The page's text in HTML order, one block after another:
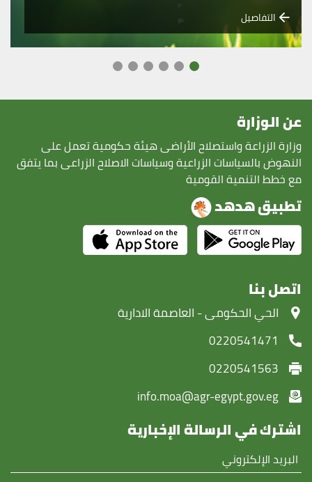
التفاصيل
عن الوزارة
وزارة الزراعة واستصلاح الأراضى هيئة حكومية تعمل على
النهوض بالسياسات الزراعية وسياسات الاصلاح الزراعى بما يتفق
مع خطط التنمية القومية
تطبيق هدهد
اتصل بنا
‏الحي الحكومى - العاصمة الادارية
0220541471
0220541563
info.moa@agr-egypt.gov.eg
اشترك في الرسالة الإخبارية